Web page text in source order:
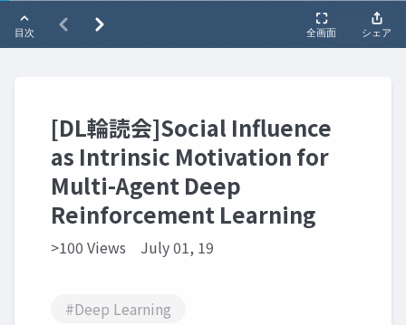
[DL輪読会]Social Influence
as Intrinsic Motivation for
Multi-Agent Deep
Reinforcement Learning
>100 Views July 01, 19
#Deep Learning